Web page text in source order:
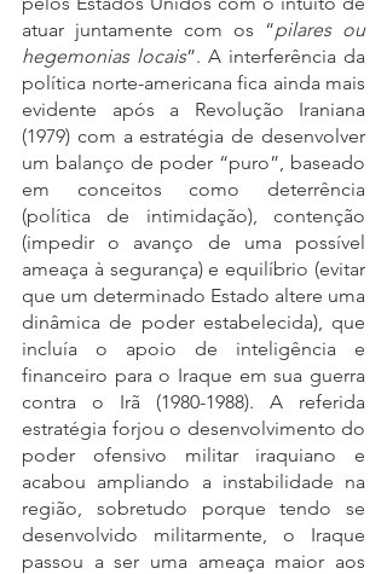
atuar juntamente com os “pilares ou
hegemonias locais”. A interferência da
política norte-americana fica ainda mais
evidente após a Revolução Iraniana
(1979) com a estratégia de desenvolver
um balanço de poder “puro”, baseado
em conceitos como deterrência
(política de intimidação), contenção
(impedir o avanço de uma possível
ameaça à segurança) e equilíbrio (evitar
que um determinado Estado altere uma
dinâmica de poder estabelecida), que
incluía o apoio de inteligência e
financeiro para o Iraque em sua guerra
contra o Irã (1980-1988). A referida
estratégia forjou o desenvolvimento do
poder ofensivo militar iraquiano e
acabou ampliando a instabilidade na
região, sobretudo porque tendo se
desenvolvido militarmente, o Iraque
passou a ser uma ameaça maior aos